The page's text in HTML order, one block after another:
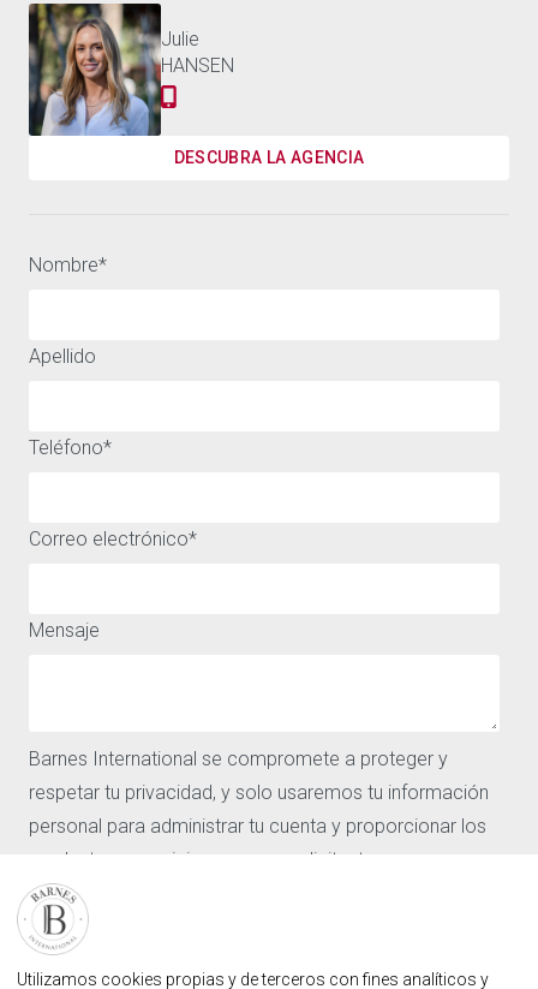
VILLA MARBELLA - 1.096 M²
Julie
HANSEN
DESCUBRA LA AGENCIA
Nombre*
Apellido
Teléfono*
Correo electrónico*
Mensaje
Barnes International se compromete a proteger y
respetar tu privacidad, y solo usaremos tu información
personal para administrar tu cuenta y proporcionar los
productos y servicios que nos solicitaste.
Acepto recibir otras comunicaciones de Barnes
International.
Al hacer clic en Enviar, aceptas que Barnes International
Alquiler
Noticias
CONTÁCTENOS
Nuestras agencias
Solicitar valoracion
Inicio de sesión de usuario
FAQ
ENCUENTRE NUESTRA AGENCIA
Utilizamos cookies propias y de terceros con fines analíticos y